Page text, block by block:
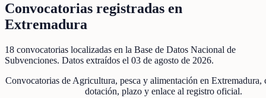
Convocatorias registradas en
Extremadura
18 convocatorias localizadas en la Base de Datos Nacional de
Subvenciones. Datos extraídos el 03 de agosto de 2026.
Convocatorias de Agricultura, pesca y alimentación en Extremadura,
dotación, plazo y enlace al registro oficial.